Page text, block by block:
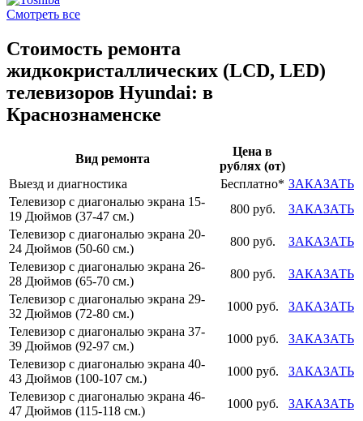
Смотреть все
Стоимость ремонта
жидкокристаллических (LCD, LED)
телевизоров Hyundai: в
Краснознаменске
Вид ремонта
Цена в
рублях (от)
Выезд и диагностика
Бесплатно* ЗАКАЗАТЬ
Телевизор с диагональю экрана 15-
19 Дюймов (37-47 см.)
800 руб.
ЗАКАЗАТЬ
Телевизор с диагональю экрана 20-
24 Дюймов (50-60 см.)
800 руб.
ЗАКАЗАТЬ
Телевизор с диагональю экрана 26-
28 Дюймов (65-70 см.)
800 руб.
ЗАКАЗАТЬ
Телевизор с диагональю экрана 29-
32 Дюймов (72-80 см.)
1000 руб.
ЗАКАЗАТЬ
Телевизор с диагональю экрана 37-
39 Дюймов (92-97 см.)
1000 руб.
ЗАКАЗАТЬ
Телевизор с диагональю экрана 40-
43 Дюймов (100-107 см.)
1000 руб.
ЗАКАЗАТЬ
Телевизор с диагональю экрана 46-
47 Дюймов (115-118 см.)
1000 руб.
ЗАКАЗАТЬ